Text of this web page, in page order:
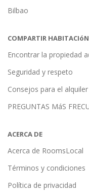
Bilbao
COMPARTIR HABITACIóN
Encontrar la propiedad
Seguridad y respeto
Consejos para el
PREGUNTAS MáS
ACERCA DE
Acerca de RoomsLocal
Términos y condiciones
Política de privacidad